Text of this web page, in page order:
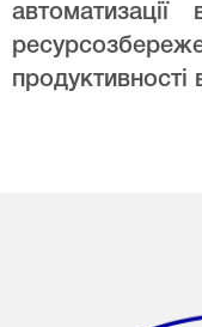
продуктивності